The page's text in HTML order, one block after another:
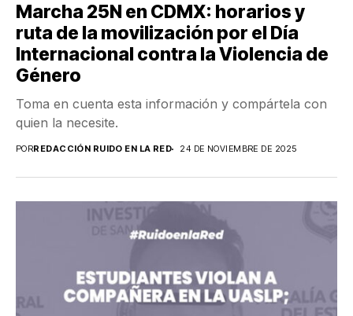
Marcha 25N en CDMX: horarios y
ruta de la movilización por el Día
Internacional contra la Violencia de
Género
Toma en cuenta esta información y compártela con
quien la necesite.
PORREDACCIÓN RUIDO EN LA RED 24 DE NOVIEMBRE DE 2025